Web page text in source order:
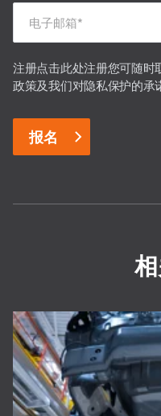
电子邮箱*
注册点击此处注册您可随时
政策及我们对隐私保护的承